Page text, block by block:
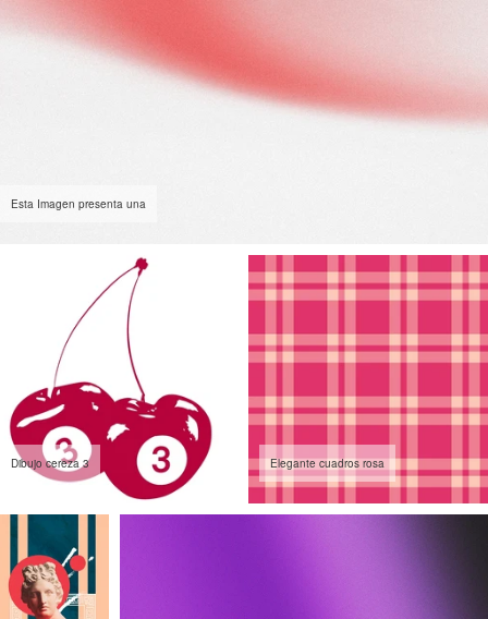
Esta Imagen presenta una
Dibujo cereza 3 Elegante cuadros rosa